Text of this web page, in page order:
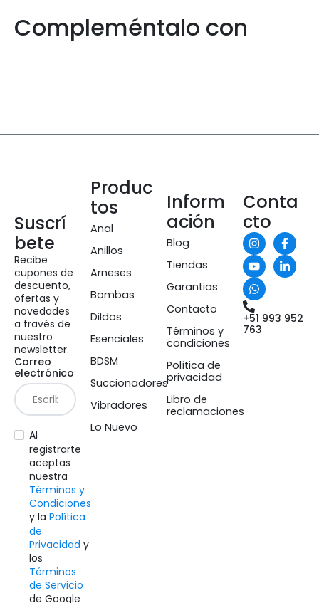
Compleméntalo con
Suscrí
bete
Recibe
cupones de
descuento,
ofertas y
novedades
a través de
nuestro
newsletter.
Correo
electrónico
Al
registrarte
aceptas
nuestra
Términos y
Condiciones
y la Política
de
Privacidad y
los
Términos
de Servicio
de Google
Produc
tos
Anal
Anillos
Arneses
Bombas
Dildos
Esenciales
BDSM
Succionadores
Vibradores
Lo Nuevo
Inform
ación
Blog
Tiendas
Garantias
Contacto
Términos y
condiciones
Política de
privacidad
Libro de
reclamaciones
Conta
cto
+51 993 952
763